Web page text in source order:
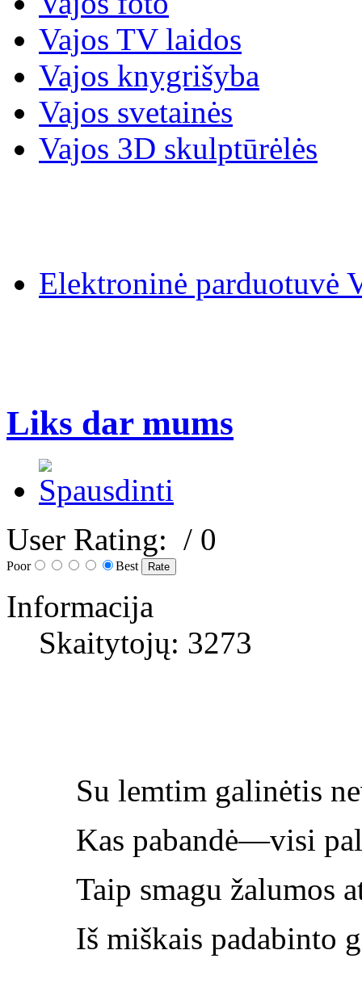
Vajos TV laidos
Vajos knygrišyba
Vajos svetainės
Vajos 3D skulptūrėlės
Elektroninė parduotuvė
Liks dar mums
User Rating: / 0
Poor Best
Informacija
Skaitytojų: 3273
Su lemtim galinėtis
Kas pabandė—visi
Taip smagu žalumos
Iš miškais padabinto